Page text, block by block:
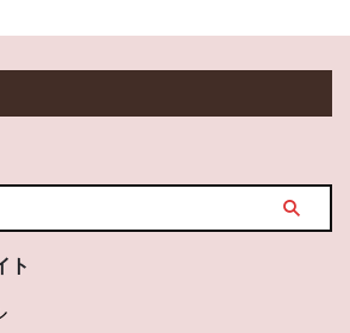
ト